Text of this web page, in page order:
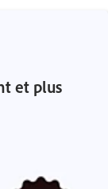
et plus